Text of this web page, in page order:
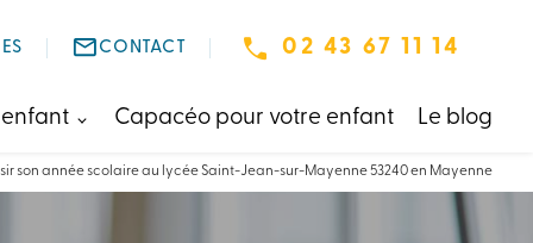
mail_outline CONTACT 02 43 67 11 14
enfant Capacéo pour votre enfant Le blog
son année scolaire au lycée Saint-Jean-sur-Mayenne 53240 en Mayenne